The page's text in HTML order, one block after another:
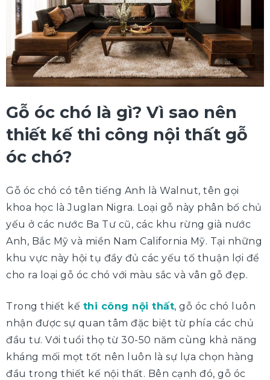
Gỗ óc chó là gì? Vì sao nên
thiết kế thi công nội thất gỗ
óc chó?
Gỗ óc chó có tên tiếng Anh là Walnut, tên gọi
khoa học là Juglan Nigra. Loại gỗ này phân bố chủ
yếu ở các nước Ba Tư cũ, các khu rừng già nước
Anh, Bắc Mỹ và miền Nam California Mỹ. Tại những
khu vực này hội tụ đầy đủ các yếu tố thuận lợi để
cho ra loại gỗ óc chó với màu sắc và vân gỗ đẹp.
Trong thiết kế thi công nội thất, gỗ óc chó luôn
nhận được sự quan tâm đặc biệt từ phía các chủ
đầu tư. Với tuổi thọ từ 30-50 năm cùng khả năng
kháng mối mọt tốt nên luôn là sự lựa chọn hàng
đầu trong thiết kế nội thất. Bên cạnh đó, gỗ óc